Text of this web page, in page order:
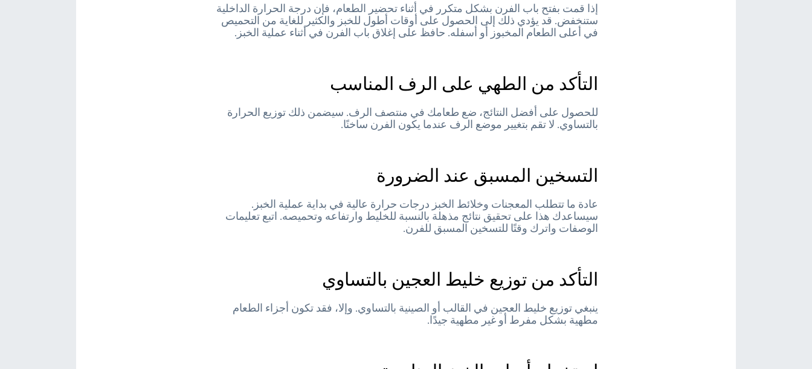
إذا قمت بفتح باب الفرن بشكل متكرر في أثناء تحضير الطعام، فإن درجة الحرارة الداخلية
ستنخفض. قد يؤدي ذلك إلى الحصول على أوقات أطول للخبز والكثير للغاية من التحميص
في أعلى الطعام المخبوز أو أسفله. حافظ على إغلاق باب الفرن في أثناء عملية الخبز.
التأكد من الطهي على الرف المناسب
للحصول على أفضل النتائج، ضع طعامك في منتصف الرف. سيضمن ذلك توزيع الحرارة
بالتساوي. لا تقم بتغيير موضع الرف عندما يكون الفرن ساخنًا.
التسخين المسبق عند الضرورة
عادة ما تتطلب المعجنات وخلائط الخبز درجات حرارة عالية في بداية عملية الخبز.
سيساعدك هذا على تحقيق نتائج مذهلة بالنسبة للخليط وارتفاعه وتحميصه. اتبع تعليمات
الوصفات واترك وقتًا للتسخين المسبق للفرن.
التأكد من توزيع خليط العجين بالتساوي
ينبغي توزيع خليط العجين في القالب أو الصينية بالتساوي. وإلا، فقد تكون أجزاء الطعام
مطهية بشكل مفرط أو غير مطهية جيدًا.